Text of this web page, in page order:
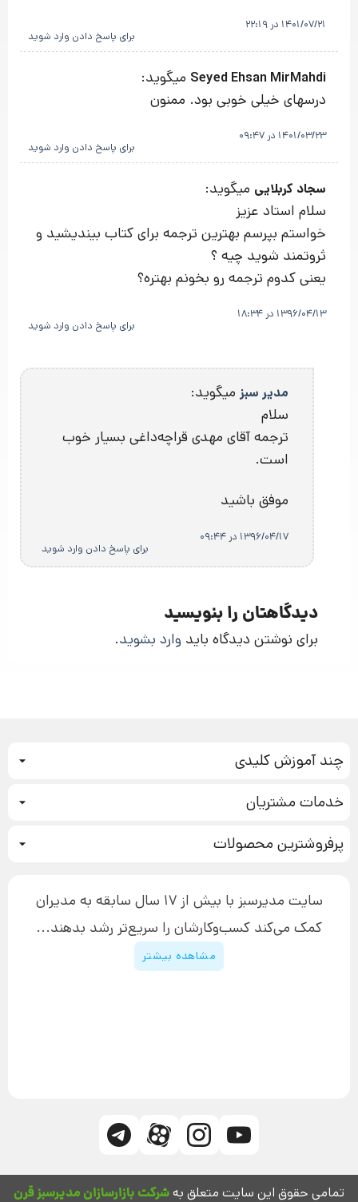
1401/07/21 در 22:19
برای پاسخ دادن وارد شوید
Seyed Ehsan MirMahdi میگوید:
درسهای خیلی خوبی بود. ممنون
1401/03/23 در 09:47
برای پاسخ دادن وارد شوید
سجاد کربلایی میگوید:
سلام استاد عزیز
خواستم بپرسم بهترین ترجمه برای کتاب بیندیشید و
ثروتمند شوید چیه ؟
یعنی کدوم ترجمه رو بخونم بهتره؟
1396/04/13 در 18:34
برای پاسخ دادن وارد شوید
مدیر سبز میگوید:
سلام
ترجمه آقای مهدی قراچه‌داغی بسیار خوب
است.
موفق باشید
1396/04/17 در 09:44
برای پاسخ دادن وارد شوید
دیدگاهتان را بنویسید
برای نوشتن دیدگاه باید وارد بشوید.
چند آموزش کلیدی
بازاریابی عصبی
تبلیغ نویسی
افزایش عملکرد
چگونه کتاب بنویسیم
دوره اینستاگرام
خدمات مشتریان
آموزش دسترسی به دانلود فایل‌ها
پیگیری سفارش
پشتیبانی
قوانین و مقررات سایت
پرفروشترین محصولاتدوره جدید سیستم سازی
سایت مدیرسبز با بیش از 17 سال سابقه به مدیران
کمک می‌کند کسب‌و‌کارشان را سریع‌تر رشد بدهند...
مشاهده بیشتر
تمامی حقوق این سایت متعلق بهشرکت بازارسازان مدیرسبز قرن